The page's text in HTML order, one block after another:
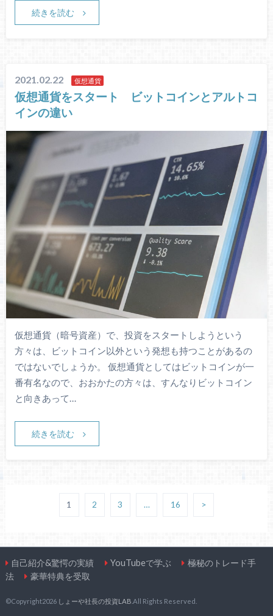
続きを読む
2021.02.22 仮想通貨
仮想通貨をスタート ビットコインとアルトコ
インの違い
仮想通貨（暗号資産）で、投資をスタートしようという
方々は、ビットコイン以外という発想も持つことがあるの
ではないでしょうか。 仮想通貨としてはビットコインが一
番有名なので、おおかたの方々は、すんなりビットコイン
と向きあって…
続きを読む
1 2 3 … 16 >
自己紹介&驚愕の実績 YouTubeで学ぶ
極秘のトレード手
法
豪華特典を受取
©Copyright2026 しょーや社長の投資LAB .All Rights Reserved.